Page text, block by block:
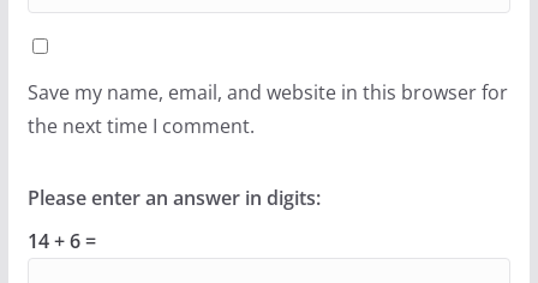
Save my name, email, and website in this browser for
the next time I comment.
Please enter an answer in digits:
14 + 6 =